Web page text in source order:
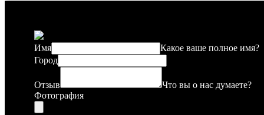
Имя
Какое ваше полное имя?
Город
Отзыв
Что вы о нас думаете?
Фотография